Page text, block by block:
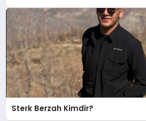
Sterk Berzah Kimdir?